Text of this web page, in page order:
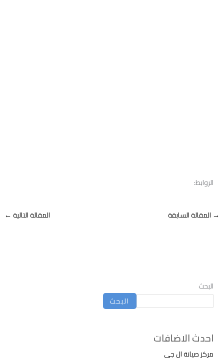
الروابط:
→ المقالة السابقة المقالة التالية←
البحث
البحث
احدث الاضافات
مركز صيانة ال جى